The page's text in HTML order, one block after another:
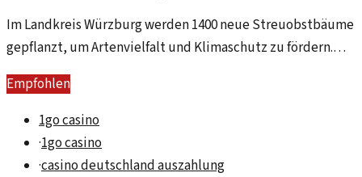
Im Landkreis Würzburg werden 1400 neue Streuobstbäume
gepflanzt, um Artenvielfalt und Klimaschutz zu fördern.
Eine wichtige Initiative für unsere Umwelt.
Empfohlen
1go casino
·1go casino
·casino deutschland auszahlung